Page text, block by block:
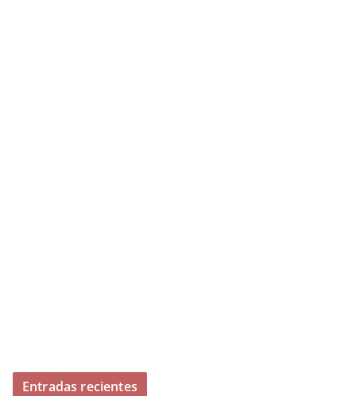
Entradas recientes